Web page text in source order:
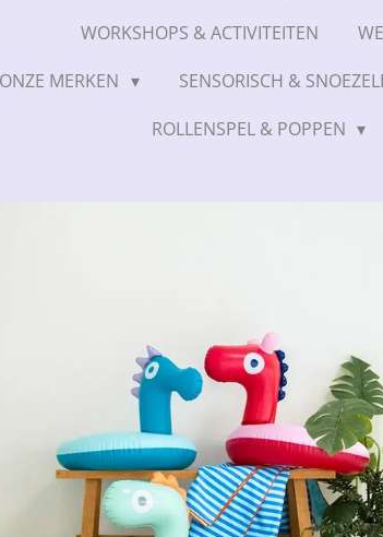
WORKSHOPS & ACTIVITEITEN
ONZE MERKEN
SENSORISCH &
ROLLENSPEL & POPPEN